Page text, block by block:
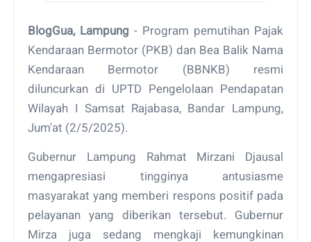
BlogGua, Lampung - Program pemutihan Pajak
Kendaraan Bermotor (PKB) dan Bea Balik Nama
Kendaraan Bermotor (BBNKB) resmi
diluncurkan di UPTD Pengelolaan Pendapatan
Wilayah I Samsat Rajabasa, Bandar Lampung,
Jum'at (2/5/2025).
Gubernur Lampung Rahmat Mirzani Djausal
mengapresiasi tingginya antusiasme
masyarakat yang memberi respons positif pada
pelayanan yang diberikan tersebut. Gubernur
Mirza juga sedang mengkaji kemungkinan